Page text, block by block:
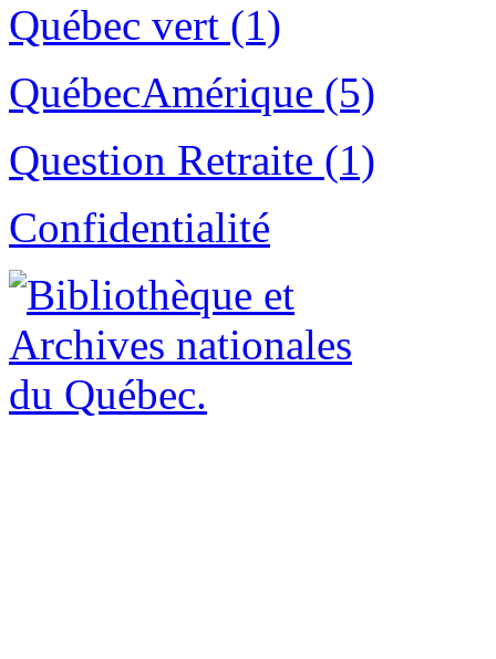
Québec vert (1)
QuébecAmérique (5)
Question Retraite (1)
Confidentialité